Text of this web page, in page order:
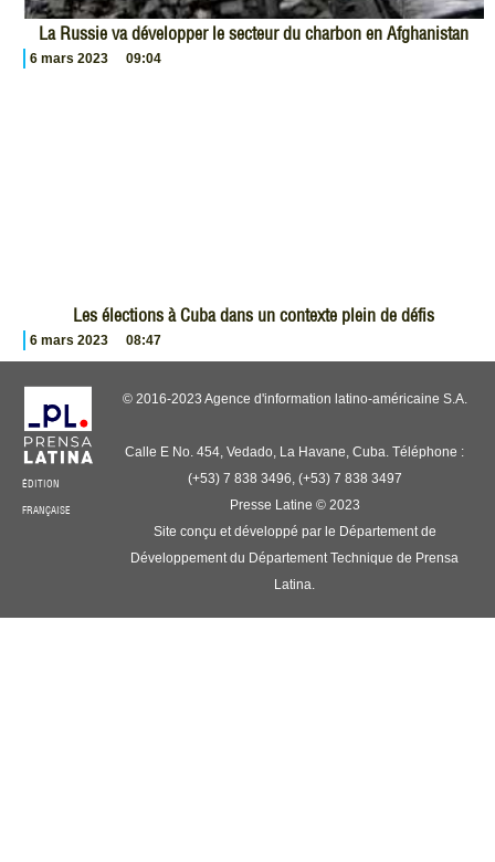
La Russie va développer le secteur du charbon en Afghanistan
6 mars 2023 09:04
Les élections à Cuba dans un contexte plein de défis
6 mars 2023 08:47
ÉDITION
FRANÇAISE
© 2016-2023 Agence d'information latino-américaine S.A.
Calle E No. 454, Vedado, La Havane, Cuba. Téléphone :
(+53) 7 838 3496, (+53) 7 838 3497
Presse Latine © 2023
Site conçu et développé par le Département de
Développement du Département Technique de Prensa
Latina.